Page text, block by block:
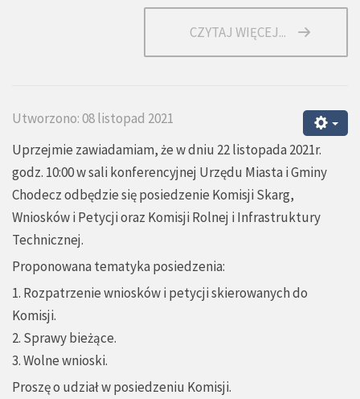
CZYTAJ WIĘCEJ...
Utworzono: 08 listopad 2021
Uprzejmie zawiadamiam, że w dniu 22 listopada 2021r.
godz. 10:00 w sali konferencyjnej Urzędu Miasta i Gminy
Chodecz odbędzie się posiedzenie Komisji Skarg,
Wniosków i Petycji oraz Komisji Rolnej i Infrastruktury
Technicznej.
Proponowana tematyka posiedzenia:
1. Rozpatrzenie wniosków i petycji skierowanych do
Komisji.
2. Sprawy bieżące.
3. Wolne wnioski.
Proszę o udział w posiedzeniu Komisji.